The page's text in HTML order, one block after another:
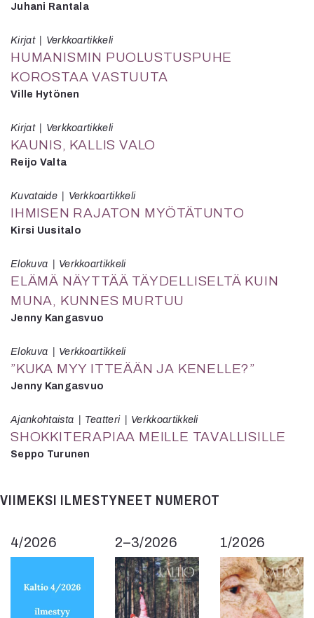
Juhani Rantala
Kirjat Verkkoartikkeli
HUMANISMIN PUOLUSTUSPUHE
KOROSTAA VASTUUTA
Ville Hytönen
Kirjat Verkkoartikkeli
KAUNIS, KALLIS VALO
Reijo Valta
Kuvataide Verkkoartikkeli
IHMISEN RAJATON MYÖTÄTUNTO
Kirsi Uusitalo
Elokuva Verkkoartikkeli
ELÄMÄ NÄYTTÄÄ TÄYDELLISELTÄ KUIN
MUNA, KUNNES MURTUU
Jenny Kangasvuo
Elokuva Verkkoartikkeli
”KUKA MYY ITTEÄÄN JA KENELLE?”
Jenny Kangasvuo
Ajankohtaista Teatteri Verkkoartikkeli
SHOKKITERAPIAA MEILLE TAVALLISILLE
Seppo Turunen
VIIMEKSI ILMESTYNEET NUMEROT
4/2026 2–3/2026 1/2026